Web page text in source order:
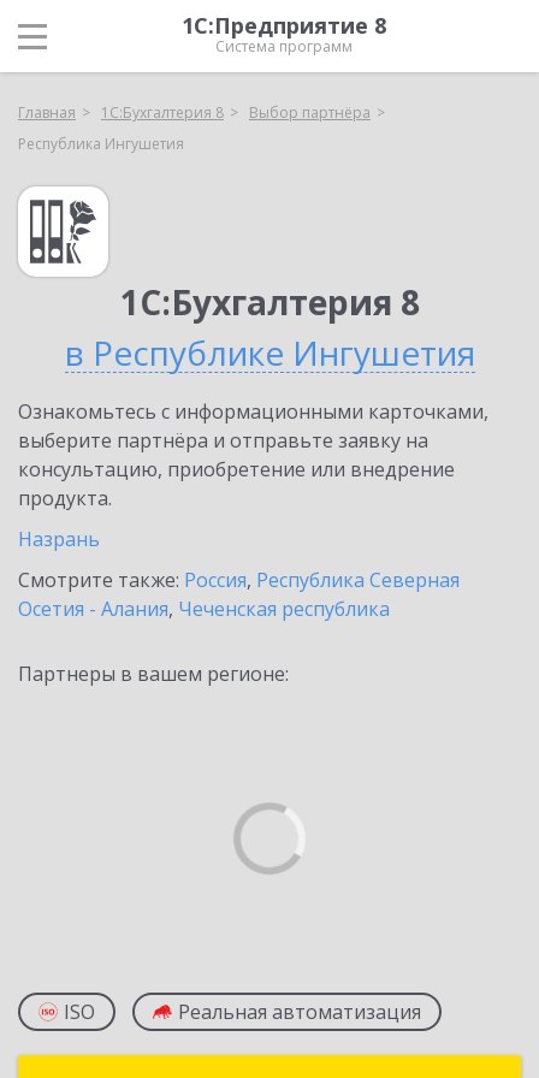
1С:Предприятие 8
Система программ
Главная 1С:Бухгалтерия 8
Выбор партнёра
Республика Ингушетия
1С:Бухгалтерия 8
в Республике Ингушетия
Ознакомьтесь с информационными карточками,
выберите партнёра и отправьте заявку на
консультацию, приобретение или внедрение
продукта.
Назрань
Смотрите также: Россия, Республика Северная
Осетия - Алания, Чеченская республика
Партнеры в вашем регионе:
ISO Реальная автоматизация